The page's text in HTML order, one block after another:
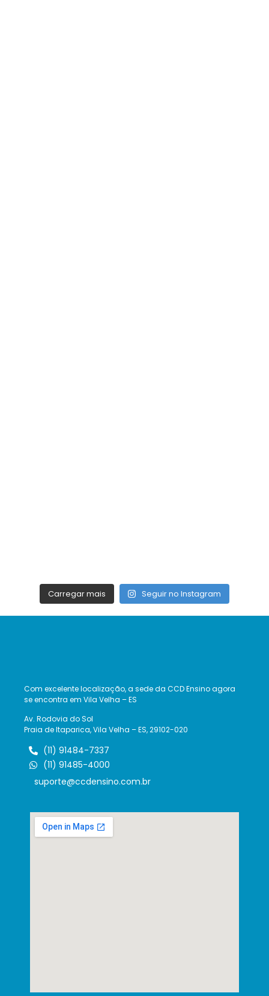
Carregar mais Seguir no Instagram
Com excelente localização, a sede da CCD Ensino agora
se encontra em Vila Velha – ES
Av. Rodovia do Sol
Praia de Itaparica, Vila Velha – ES, 29102-020
(11) 91484-7337
(11) 91485-4000
suporte@ccdensino.com.br